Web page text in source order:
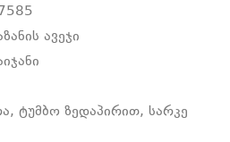
ავეჯი
ტუმბო ზედაპირით, სარკე